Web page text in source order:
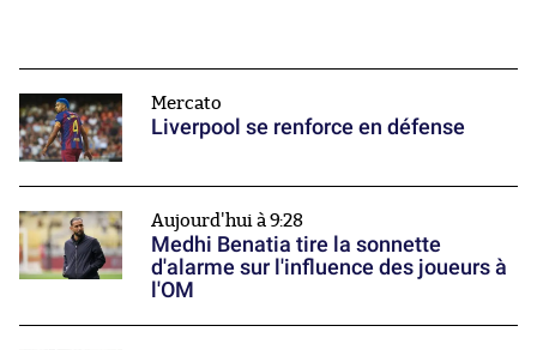
Mercato
Liverpool se renforce en défense
Aujourd'hui à 9:28
Medhi Benatia tire la sonnette
d'alarme sur l'influence des joueurs à
l'OM